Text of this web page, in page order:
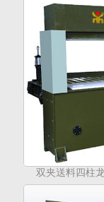
双夹送料四柱